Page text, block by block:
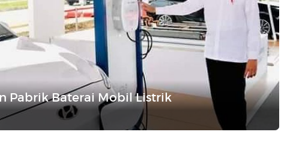
Pabrik Baterai Mobil Listrik